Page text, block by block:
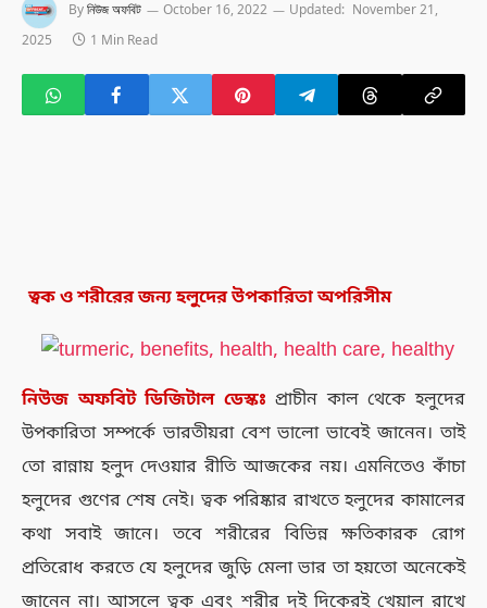
Byনিউজ অফবিট October 16, 2022 Updated: November 21,
2025
1 Min Read
ত্বক ও শরীরের জন্য হলুদের উপকারিতা অপরিসীম
নিউজ অফবিট ডিজিটাল ডেস্কঃ প্রাচীন কাল থেকে হলুদের
উপকারিতা সম্পর্কে ভারতীয়রা বেশ ভালো ভাবেই জানেন। তাই
তো রান্নায় হলুদ দেওয়ার রীতি আজকের নয়। এমনিতেও কাঁচা
হলুদের গুণের শেষ নেই। ত্বক পরিষ্কার রাখতে হলুদের কামালের
কথা সবাই জানে। তবে শরীরের বিভিন্ন ক্ষতিকারক রোগ
প্রতিরোধ করতে যে হলুদের জুড়ি মেলা ভার তা হয়তো অনেকেই
জানেন না। আসলে ত্বক এবং শরীর দুই দিকেরই খেয়াল রাখে